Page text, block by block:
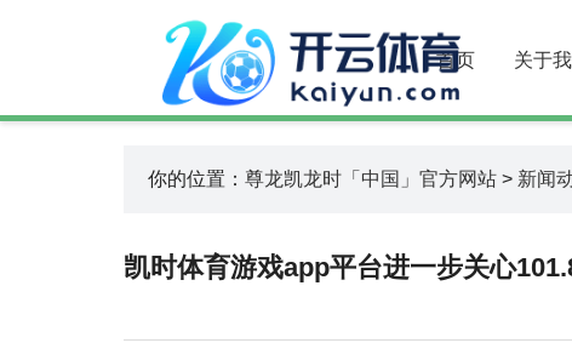
首页 关于
你的位置： 尊龙凯龙时「中国」官方网站 > 新闻
凯时体育游戏app平台进一步关心